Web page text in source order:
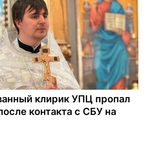
клирик УПЦ пропал
контакта с СБУ на